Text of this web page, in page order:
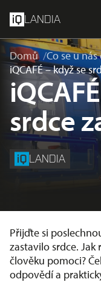
LANDIA
Domů
Co se u nás
iQCAFÉ – když se
srdce
LANDIA
Přijďte si
zastavilo srdce.
člověku pomoci?
odpovědí a